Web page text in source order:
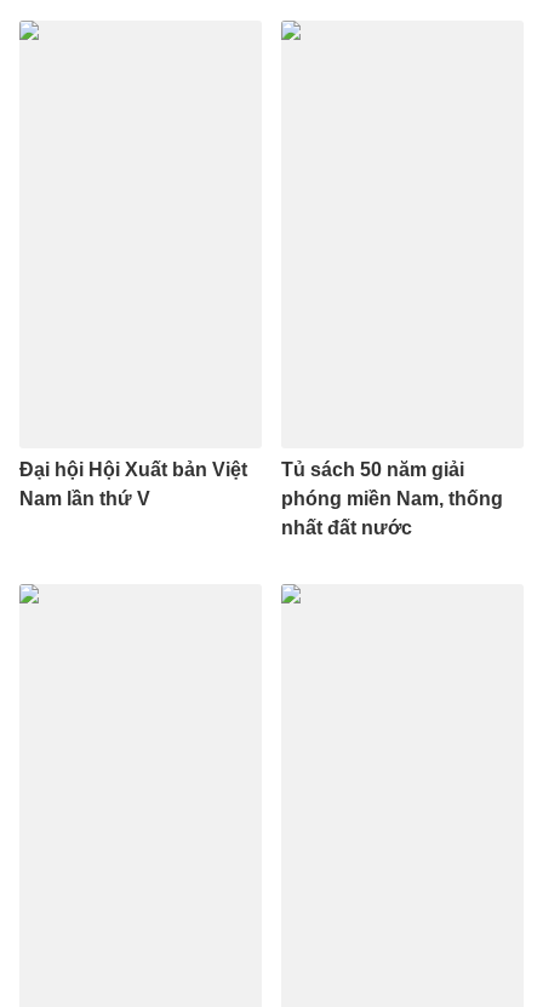
Đại hội Hội Xuất bản Việt
Nam lần thứ V
Tủ sách 50 năm giải
phóng miền Nam, thống
nhất đất nước